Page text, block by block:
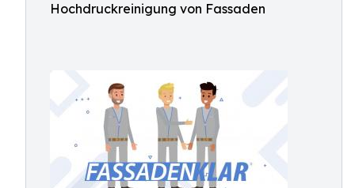
Hochdruckreinigung von Fassaden